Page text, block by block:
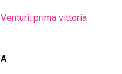
prima vittoria